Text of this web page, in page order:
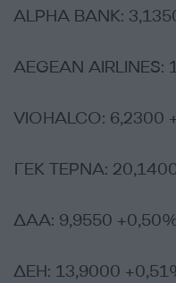
ALPHA BANK:
AEGEAN
VIOHALCO: 6,2300
ΓΕΚ ΤΕΡΝΑ: 20,1400
ΔΑΑ: 9,9550
ΔΕΗ: 13,9000